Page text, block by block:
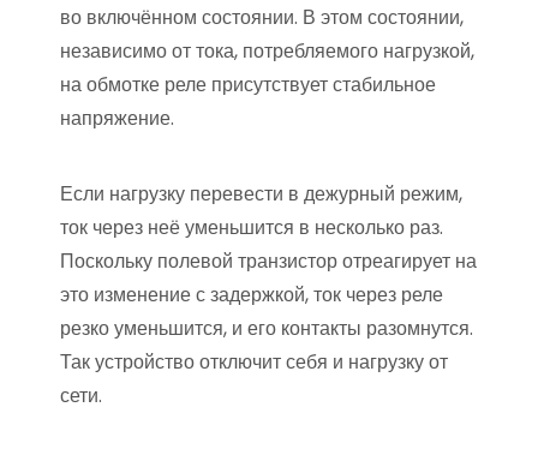
во включённом состоянии. В этом состоянии,
независимо от тока, потребляемого нагрузкой,
на обмотке реле присутствует стабильное
напряжение.
Если нагрузку перевести в дежурный режим,
ток через неё уменьшится в несколько раз.
Поскольку полевой транзистор отреагирует на
это изменение с задержкой, ток через реле
резко уменьшится, и его контакты разомнутся.
Так устройство отключит себя и нагрузку от
сети.